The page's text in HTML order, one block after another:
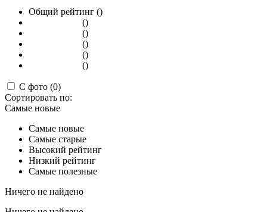
Общий рейтинг ()
()
()
()
()
()
С фото (0)
Сортировать по:
Самые новые
Самые новые
Самые старые
Высокий рейтинг
Низкий рейтинг
Самые полезные
Ничего не найдено